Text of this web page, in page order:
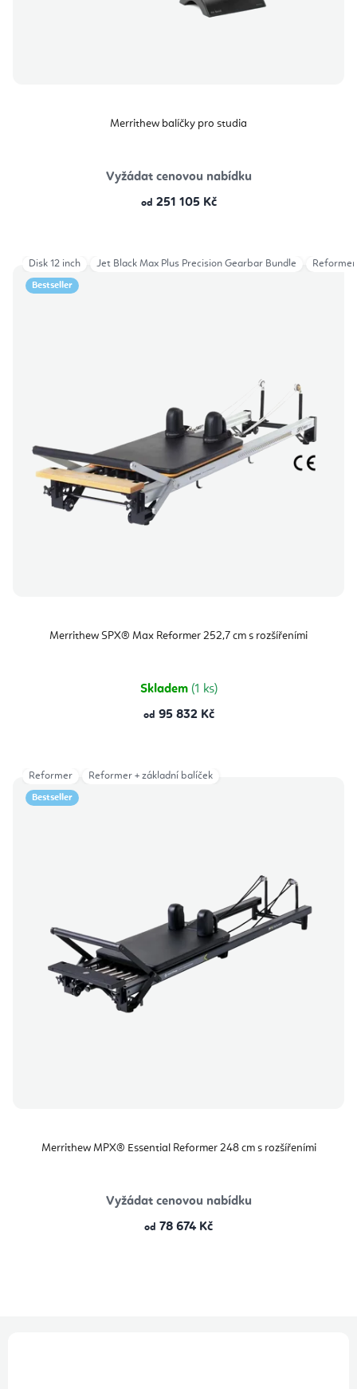
Merrithew balíčky pro studia
Vyžádat cenovou nabídku
od 251 105 Kč
Bestseller
Merrithew SPX® Max Reformer 252,7 cm s rozšířeními
Skladem (1 ks)
od 95 832 Kč
Disk 12 inch Jet Black Max Plus Precision Gearbar Bundle Reformer
Bestseller
Merrithew MPX® Essential Reformer 248 cm s rozšířeními
Vyžádat cenovou nabídku
od 78 674 Kč
Reformer Reformer + základní balíček